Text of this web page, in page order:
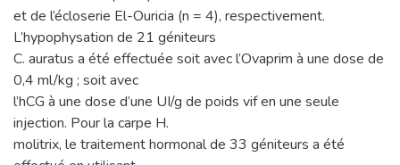
et de l’écloserie El-Ouricia (n = 4), respectivement.
L’hypophysation de 21 géniteurs
C. auratus a été effectuée soit avec l’Ovaprim à une dose de
0,4 ml/kg ; soit avec
l’hCG à une dose d’une UI/g de poids vif en une seule
injection. Pour la carpe H.
molitrix, le traitement hormonal de 33 géniteurs a été